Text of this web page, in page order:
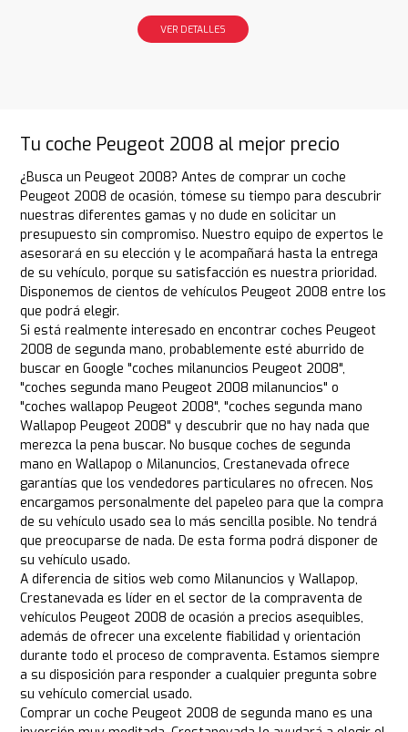
VER DETALLES
Tu coche Peugeot 2008 al mejor precio
¿Busca un Peugeot 2008? Antes de comprar un coche
Peugeot 2008 de ocasión, tómese su tiempo para descubrir
nuestras diferentes gamas y no dude en solicitar un
presupuesto sin compromiso. Nuestro equipo de expertos le
asesorará en su elección y le acompañará hasta la entrega
de su vehículo, porque su satisfacción es nuestra prioridad.
Disponemos de cientos de vehículos Peugeot 2008 entre los
que podrá elegir.
Si está realmente interesado en encontrar coches Peugeot
2008 de segunda mano, probablemente esté aburrido de
buscar en Google "coches milanuncios Peugeot 2008",
"coches segunda mano Peugeot 2008 milanuncios" o
"coches wallapop Peugeot 2008", "coches segunda mano
Wallapop Peugeot 2008" y descubrir que no hay nada que
merezca la pena buscar. No busque coches de segunda
mano en Wallapop o Milanuncios, Crestanevada ofrece
garantías que los vendedores particulares no ofrecen. Nos
encargamos personalmente del papeleo para que la compra
de su vehículo usado sea lo más sencilla posible. No tendrá
que preocuparse de nada. De esta forma podrá disponer de
su vehículo usado.
A diferencia de sitios web como Milanuncios y Wallapop,
Crestanevada es líder en el sector de la compraventa de
vehículos Peugeot 2008 de ocasión a precios asequibles,
además de ofrecer una excelente fiabilidad y orientación
durante todo el proceso de compraventa. Estamos siempre
a su disposición para responder a cualquier pregunta sobre
su vehículo comercial usado.
Comprar un coche Peugeot 2008 de segunda mano es una